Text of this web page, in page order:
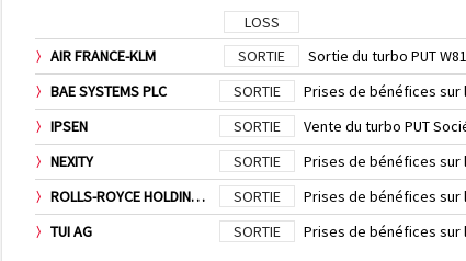
LOSS
AIR FRANCE-KLM SORTIE Sortie du turbo PUT
BAE SYSTEMS PLC
SORTIE Prises de bénéfices sur
IPSEN
SORTIE Vente du turbo PUT
NEXITY
SORTIE Prises de bénéfices sur
ROLLS-ROYCE HOLDINGS PLC
SORTIE Prises de bénéfices sur
TUI AG
SORTIE Prises de bénéfices sur